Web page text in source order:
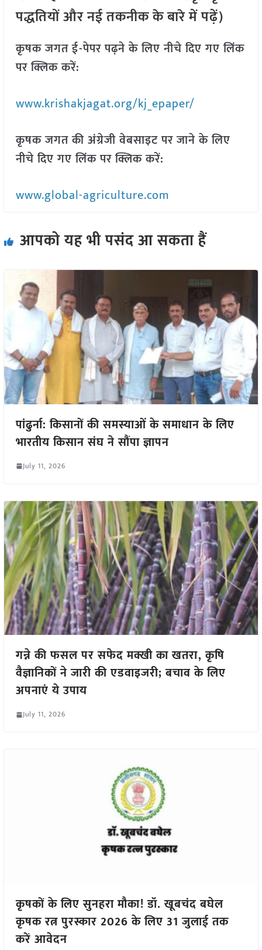
पद्धतियों और नई तकनीक के बारे में पढ़ें)
कृषक जगत ई-पेपर पढ़ने के लिए नीचे दिए गए लिंक
पर क्लिक करें:
www.krishakjagat.org/kj_epaper/
कृषक जगत की अंग्रेजी वेबसाइट पर जाने के लिए
नीचे दिए गए लिंक पर क्लिक करें:
www.global-agriculture.com
आपको यह भी पसंद आ सकता हैं
पांढुर्ना: किसानों की समस्याओं के समाधान के लिए
भारतीय किसान संघ ने सौंपा ज्ञापन
July 11, 2026
गन्ने की फसल पर सफेद मक्खी का खतरा, कृषि
वैज्ञानिकों ने जारी की एडवाइजरी; बचाव के लिए
अपनाएं ये उपाय
July 11, 2026
कृषकों के लिए सुनहरा मौका! डॉ. खूबचंद बघेल
कृषक रत्न पुरस्कार 2026 के लिए 31 जुलाई तक
करें आवेदन